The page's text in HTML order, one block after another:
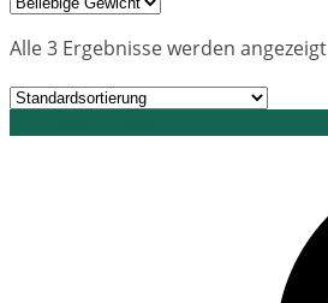
Alle 3 Ergebnisse werden angezeigt